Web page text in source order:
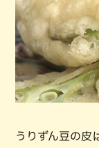
うりずん豆の皮